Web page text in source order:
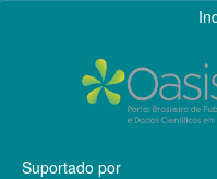
Suportado por